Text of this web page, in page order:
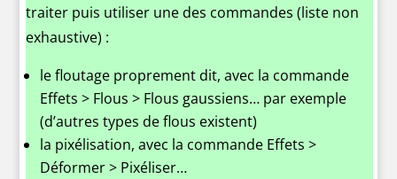
traiter puis utiliser une des commandes (liste non
exhaustive) :
le floutage proprement dit, avec la commande
Effets > Flous > Flous gaussiens… par exemple
(d’autres types de flous existent)
la pixélisation, avec la commande Effets >
Déformer > Pixéliser…